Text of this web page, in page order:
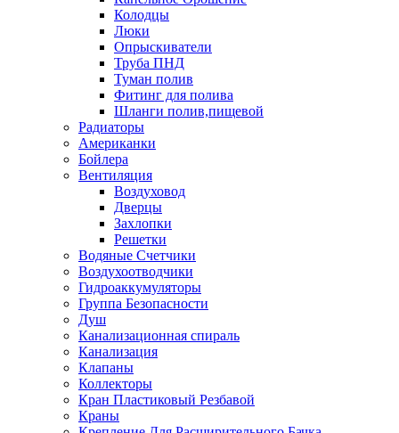
Колодцы
Люки
Опрыскиватели
Труба ПНД
Туман полив
Фитинг для полива
Шланги полив,пищевой
Радиаторы
Американки
Бойлера
Вентиляция
Воздуховод
Дверцы
Захлопки
Решетки
Водяные Счетчики
Воздухоотводчики
Гидроаккумуляторы
Группа Безопасности
Душ
Канализационная спираль
Канализация
Клапаны
Коллекторы
Кран Пластиковый Резбавой
Краны